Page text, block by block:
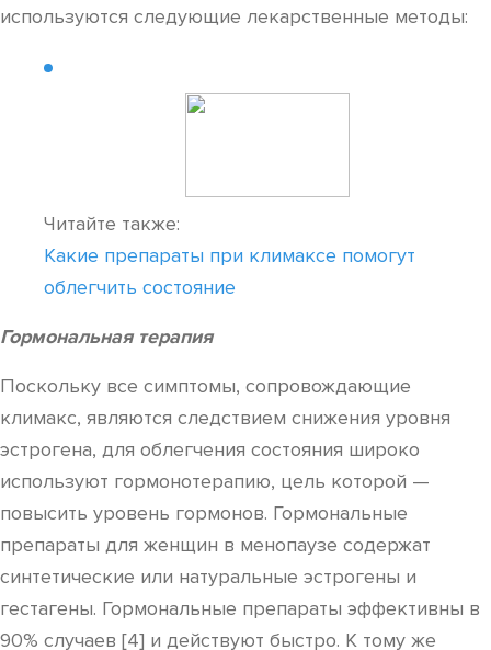
используются следующие лекарственные методы:
Читайте также:
Какие препараты при климаксе помогут
облегчить состояние
Гормональная терапия
Поскольку все симптомы, сопровождающие
климакс, являются следствием снижения уровня
эстрогена, для облегчения состояния широко
используют гормонотерапию, цель которой —
повысить уровень гормонов. Гормональные
препараты для женщин в менопаузе содержат
синтетические или натуральные эстрогены и
гестагены. Гормональные препараты эффективны в
90% случаев [4] и действуют быстро. К тому же